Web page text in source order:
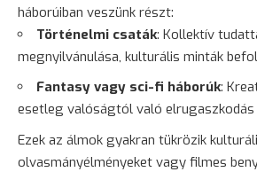
háborúiban veszünk részt:
Történelmi csaták: Kollektív
megnyilvánulása, kulturális minták
Fantasy vagy sci-fi háborúk:
esetleg valóságtól való elrugaszkodás
Ezek az álmok gyakran tükrözik
olvasmányélményeket vagy filmes